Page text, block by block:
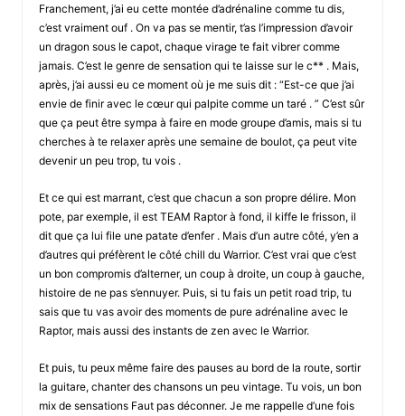
Franchement, j’ai eu cette montée d’adrénaline comme tu dis,
c’est vraiment ouf . On va pas se mentir, t’as l’impression d’avoir
un dragon sous le capot, chaque virage te fait vibrer comme
jamais. C’est le genre de sensation qui te laisse sur le c** . Mais,
après, j’ai aussi eu ce moment où je me suis dit : “Est-ce que j’ai
envie de finir avec le cœur qui palpite comme un taré . ” C’est sûr
que ça peut être sympa à faire en mode groupe d’amis, mais si tu
cherches à te relaxer après une semaine de boulot, ça peut vite
devenir un peu trop, tu vois .
Et ce qui est marrant, c’est que chacun a son propre délire. Mon
pote, par exemple, il est TEAM Raptor à fond, il kiffe le frisson, il
dit que ça lui file une patate d’enfer . Mais d’un autre côté, y’en a
d’autres qui préfèrent le côté chill du Warrior. C’est vrai que c’est
un bon compromis d’alterner, un coup à droite, un coup à gauche,
histoire de ne pas s’ennuyer. Puis, si tu fais un petit road trip, tu
sais que tu vas avoir des moments de pure adrénaline avec le
Raptor, mais aussi des instants de zen avec le Warrior.
Et puis, tu peux même faire des pauses au bord de la route, sortir
la guitare, chanter des chansons un peu vintage. Tu vois, un bon
mix de sensations Faut pas déconner. Je me rappelle d’une fois